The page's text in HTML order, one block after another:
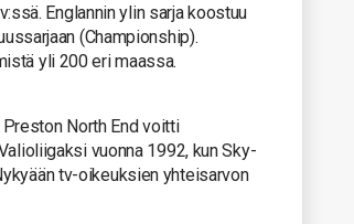
Englannin ylin sarja koostuu
(Championship).
yli 200 eri maassa.
North End voitti
vuonna 1992, kun Sky-
tv-oikeuksien yhteisarvon